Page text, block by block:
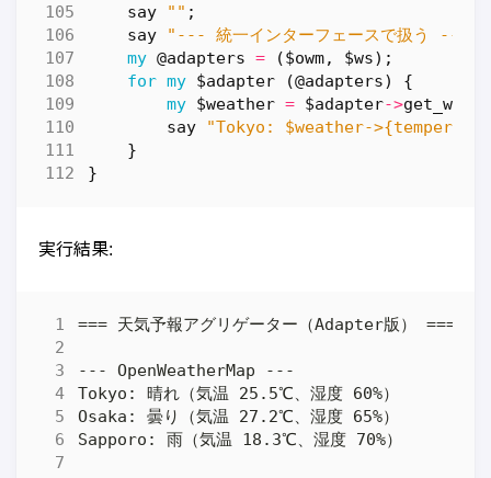
say "" ;
say
"--- 統一インターフェースで扱う ---"
my @adapters = ($owm, $ws);
for my $adapter (@adapters)
{
my $weather = $adapter->
say
"Tokyo: $weather-
}
}
実行結果: